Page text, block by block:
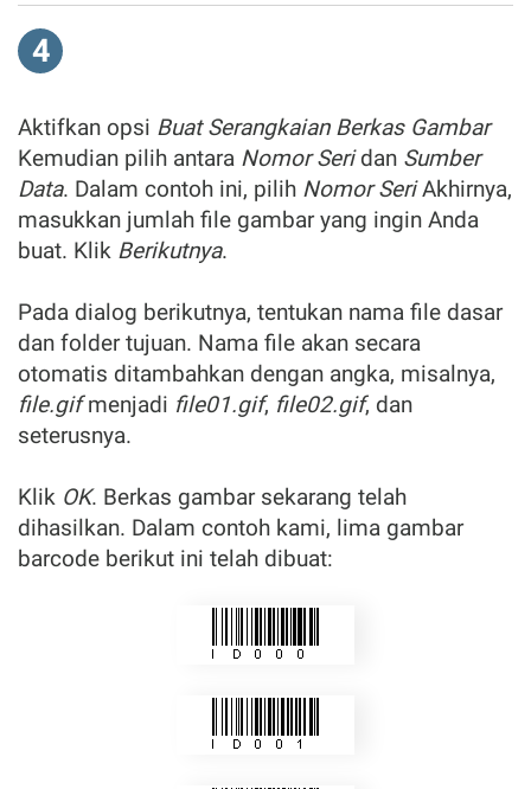
4
Aktifkan opsi Buat Serangkaian Berkas Gambar
Kemudian pilih antara Nomor Seridan Sumber
Data. Dalam contoh ini, pilih Nomor SeriAkhirnya,
masukkan jumlah file gambar yang ingin Anda
buat. Klik Berikutnya.
Pada dialog berikutnya, tentukan nama file dasar
dan folder tujuan. Nama file akan secara
otomatis ditambahkan dengan angka, misalnya,
file.gifmenjadi file01.gif, file02.gif, dan
seterusnya.
Klik OK. Berkas gambar sekarang telah
dihasilkan. Dalam contoh kami, lima gambar
barcode berikut ini telah dibuat: